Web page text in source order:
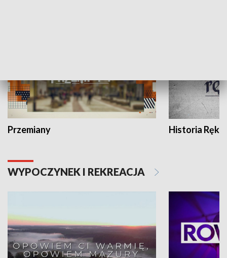
Przemiany Historia Ręką
WYPOCZYNEK I REKREACJA